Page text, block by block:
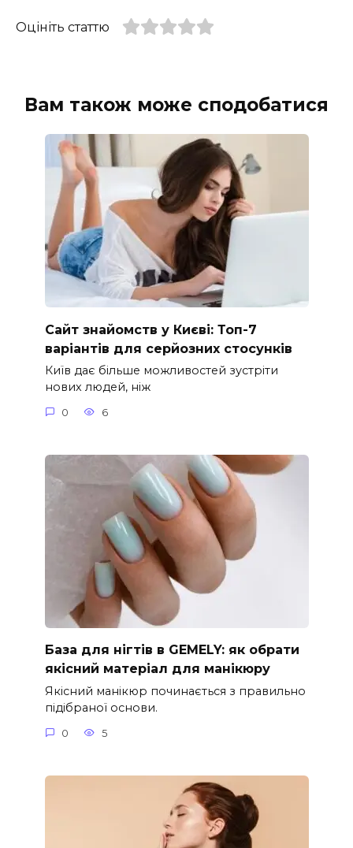
Оцініть статтю
Вам також може сподобатися
Сайт знайомств у Києві: Топ-7
варіантів для серйозних стосунків
Київ дає більше можливостей зустріти
нових людей, ніж
0 6
База для нігтів в GEMELY: як обрати
якісний матеріал для манікюру
Якісний манікюр починається з правильно
підібраної основи.
0 5